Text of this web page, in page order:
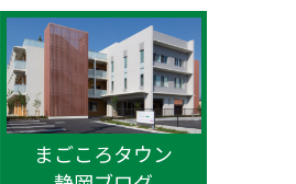
まごころタウン